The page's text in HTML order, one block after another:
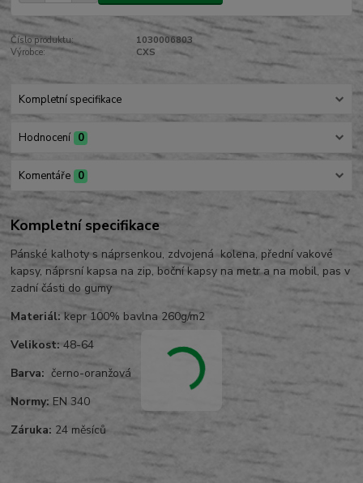
Číslo produktu:
1030006803
Výrobce:
CXS
Kompletní specifikace
Hodnocení 0
Komentáře 0
Kompletní specifikace
Pánské kalhoty s náprsenkou, zdvojená kolena, přední vakové
kapsy, náprsní kapsa na zip, boční kapsy na metr a na mobil, pas v
zadní části do gumy
Materiál: kepr 100% bavlna 260g/m2
Velikost: 48-64
Barva: černo-oranžová
Normy: EN 340
Záruka: 24 měsíců